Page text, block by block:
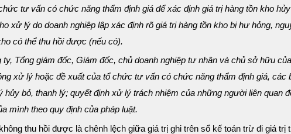
tư vấn có chức năng thẩm định giá để xác định giá trị hàng tồn kho
xử lý do doanh nghiệp lập xác định rõ giá trị hàng tồn kho bị hư hỏng,
có thể thu hồi được (nếu có).
Tổng giám đốc, Giám đốc, chủ doanh nghiệp tư nhân và chủ sở hữu
xử lý hoặc đề xuất của tổ chức tư vấn có chức năng thẩm định giá, các
bỏ, thanh lý; quyết định xử lý trách nhiệm của những người liên quan
mình theo quy định của pháp luật.
thu hồi được là chênh lệch giữa giá trị ghi trên sổ kế toán trừ đi giá trị